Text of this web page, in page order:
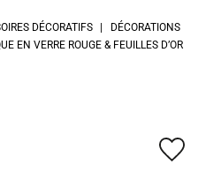
DÉCORATIFS
DÉCORATIONS
EN VERRE ROUGE & FEUILLES D’OR
favorite_border